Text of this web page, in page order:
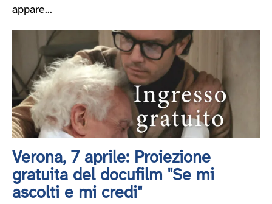
appare...
Verona, 7 aprile: Proiezione
gratuita del docufilm "Se mi
ascolti e mi credi"